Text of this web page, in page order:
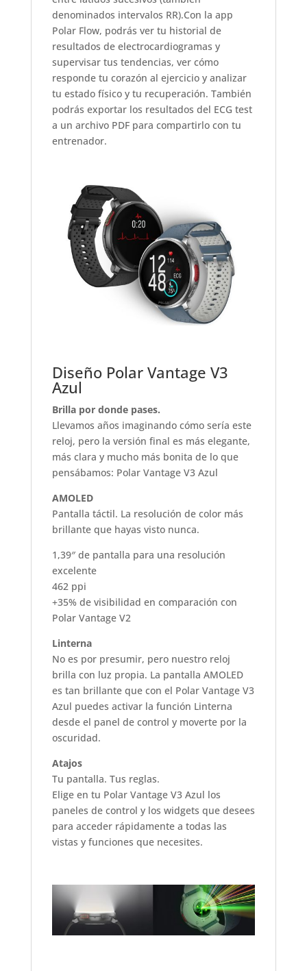
denominados intervalos RR).Con la app
Polar Flow, podrás ver tu historial de
resultados de electrocardiogramas y
supervisar tus tendencias, ver cómo
responde tu corazón al ejercicio y analizar
tu estado físico y tu recuperación. También
podrás exportar los resultados del ECG test
a un archivo PDF para compartirlo con tu
entrenador.
Diseño Polar Vantage V3
Azul
Brilla por donde pases.
Llevamos años imaginando cómo sería este
reloj, pero la versión final es más elegante,
más clara y mucho más bonita de lo que
pensábamos: Polar Vantage V3 Azul
AMOLED
Pantalla táctil. La resolución de color más
brillante que hayas visto nunca.
1,39″ de pantalla para una resolución
excelente
462 ppi
+35% de visibilidad en comparación con
Polar Vantage V2
Linterna
No es por presumir, pero nuestro reloj
brilla con luz propia. La pantalla AMOLED
es tan brillante que con el Polar Vantage V3
Azul puedes activar la función Linterna
desde el panel de control y moverte por la
oscuridad.
Atajos
Tu pantalla. Tus reglas.
Elige en tu Polar Vantage V3 Azul los
paneles de control y los widgets que desees
para acceder rápidamente a todas las
vistas y funciones que necesites.